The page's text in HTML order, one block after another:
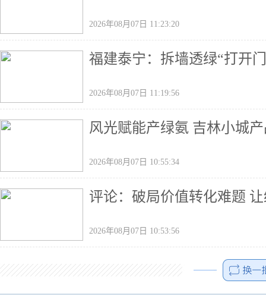
2026年08月07日 11:23:20
福建泰宁：拆墙透绿“打开
2026年08月07日 11:19:56
风光赋能产绿氨 吉林小城
2026年08月07日 10:55:34
评论：破局价值转化难题
2026年08月07日 10:53:56